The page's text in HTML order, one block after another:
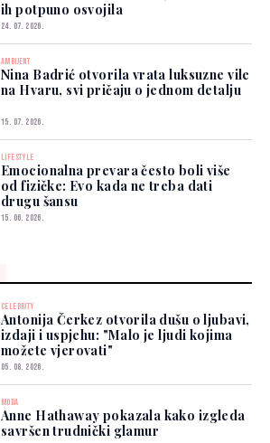
ih potpuno osvojila
24. 07. 2026.
AMBIJENT
Nina Badrić otvorila vrata luksuzne vile
na Hvaru, svi pričaju o jednom detalju
15. 07. 2026.
LIFESTYLE
Emocionalna prevara često boli više
od fizičke: Evo kada ne treba dati
drugu šansu
15. 06. 2026.
CELEBRITY
Antonija Čerkez otvorila dušu o ljubavi,
izdaji i uspjehu: "Malo je ljudi kojima
možete vjerovati"
05. 08. 2026.
MODA
Anne Hathaway pokazala kako izgleda
savršen trudnički glamur